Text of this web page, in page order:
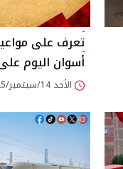
تعرف على
أسوان اليوم
الأحد 14/سبتمبر/2025 - 08:14 ص